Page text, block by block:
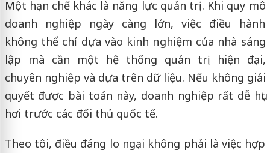
Một hạn chế khác là năng lực quản trị. Khi quy mô
doanh nghiệp ngày càng lớn, việc điều hành
không thể chỉ dựa vào kinh nghiệm của nhà sáng
lập mà cần một hệ thống quản trị hiện đại,
chuyên nghiệp và dựa trên dữ liệu. Nếu không giải
quyết được bài toán này, doanh nghiệp rất dễ hụt
hơi trước các đối thủ quốc tế.
Theo tôi, điều đáng lo ngại không phải là việc hợp